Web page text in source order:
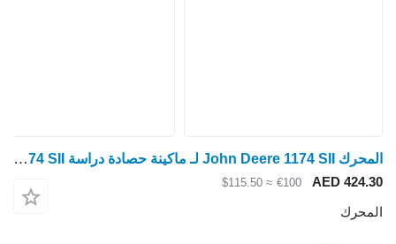
المحرك John Deere 1174 SII لـ ماكينة حصادة دراسة John Deere 1174 SII
AED 424.30
€100
≈ $115.50
المحرك